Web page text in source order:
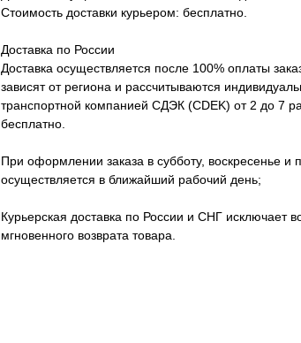
Стоимость доставки курьером: бесплатно.
Доставка по России
Доставка осуществляется после 100% оплаты
зависят от региона и рассчитываются
транспортной компанией СДЭК (CDEK) от 2 до 7
бесплатно.
При оформлении заказа в субботу, воскресенье
осуществляется в ближайший рабочий день;
Курьерская доставка по России и СНГ исключает
мгновенного возврата товара.